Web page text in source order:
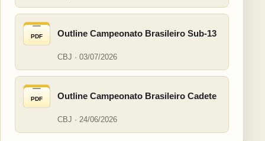
PDF Outline Campeonato Brasileiro Sub-13
CBJ · 03/07/2026
PDF Outline Campeonato Brasileiro Cadete
CBJ · 24/06/2026